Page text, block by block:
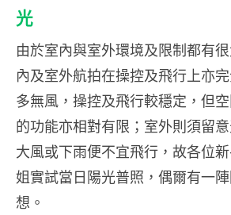
光
由於室內與室外環境及限制都有
內及室外航拍在操控及飛行上亦
多無風，操控及飛行較穩定，但
的功能亦相對有限；室外則須留
大風或下雨便不宜飛行，故各位
姐實試當日陽光普照，偶爾有一
想。